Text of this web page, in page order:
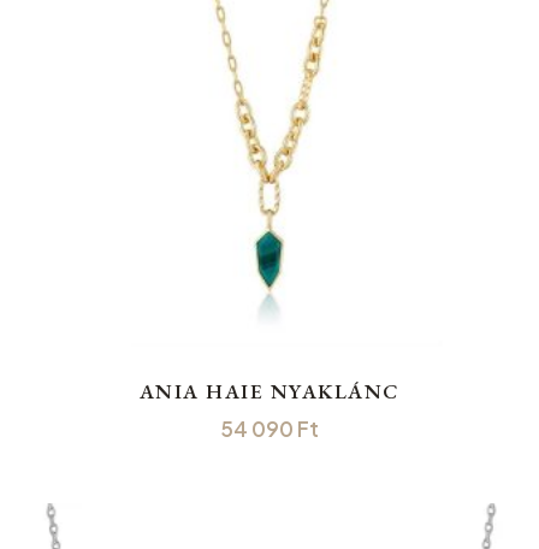
ANIA HAIE NYAKLÁNC
54 090 Ft